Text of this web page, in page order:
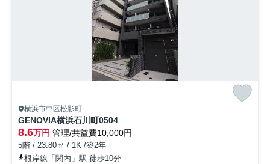
横浜市中区松影町
GENOVIA横浜石川町0504
8.6万円 管理/共益費10,000円
5階 / 23.80㎡ / 1K /築2年
根岸線「関内」駅 徒歩10分